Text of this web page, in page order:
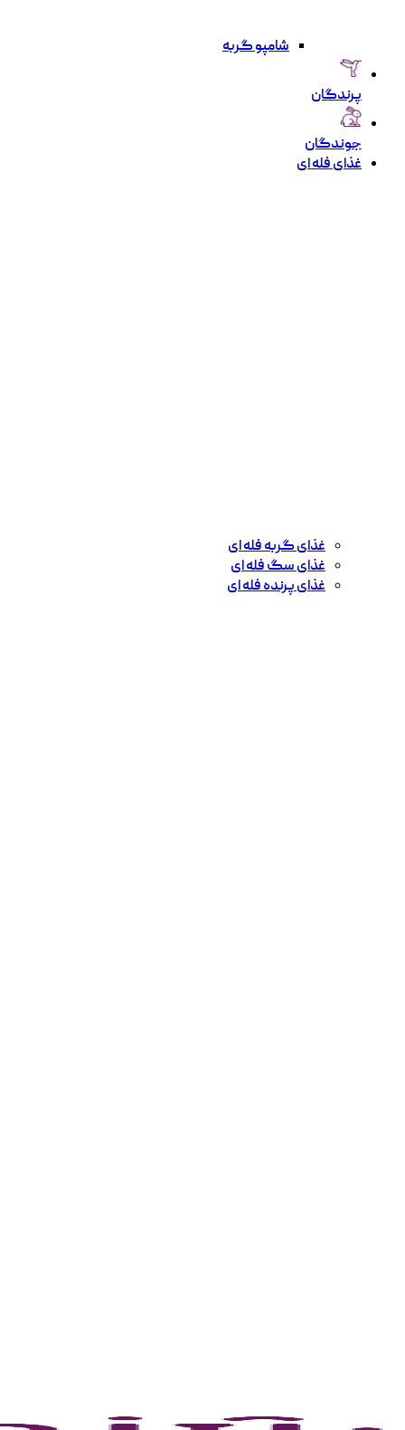
شامپو گربه
پرندگان
جوندگان
غذای فله ای
غذای گربه فله ای
غذای سگ فله ای
غذای پرنده فله ای